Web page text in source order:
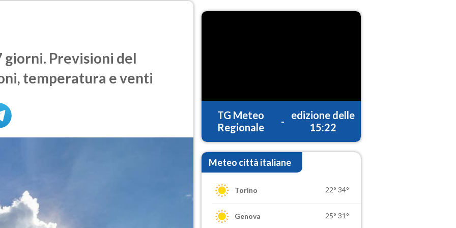
Previsioni del
temperatura e venti
TG Meteo
Regionale
-
edizione delle
15:22
Meteo città italiane
Torino 22° 34°
Genova 25° 31°